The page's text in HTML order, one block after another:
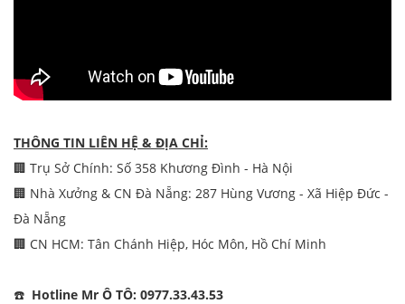
THÔNG TIN LIÊN HỆ & ĐỊA CHỈ:
🏢 Trụ Sở Chính: Số 358 Khương Đình - Hà Nội
🏢 Nhà Xưởng & CN Đà Nẵng: 287 Hùng Vương - Xã Hiệp Đức -
Đà Nẵng
🏢 CN HCM: Tân Chánh Hiệp, Hóc Môn, Hồ Chí Minh
☎️ Hotline Mr Ô TÔ: 0977.33.43.53